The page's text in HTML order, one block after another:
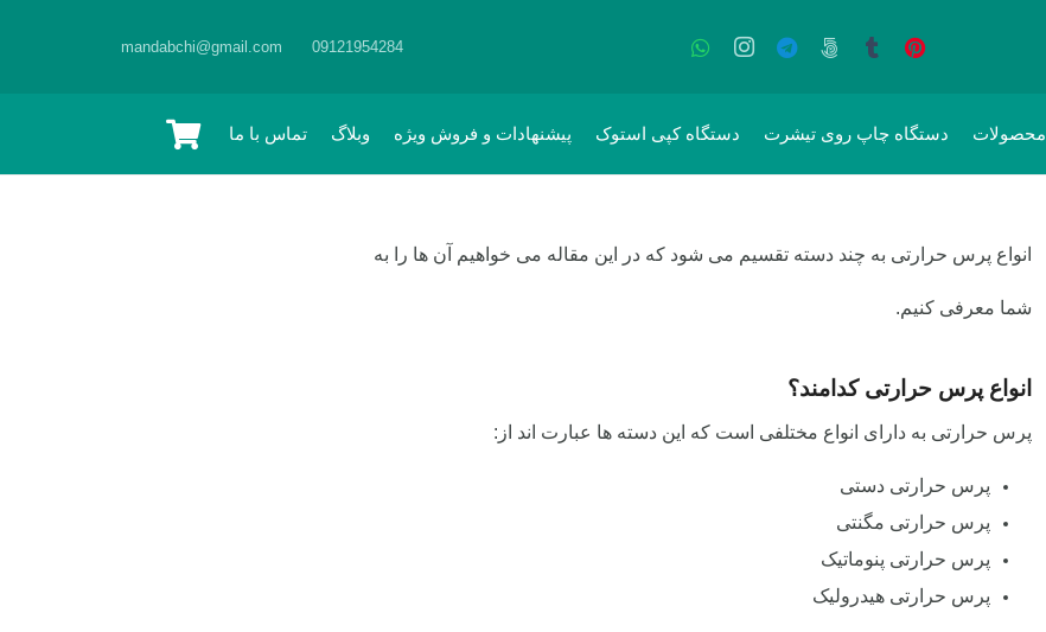
09121954284
mandabchi@gmail.com
محصولات دستگاه چاپ روی تیشرت دستگاه کپی استوک پیشنهادات و فروش ویژه وبلاگ تماس با ما
انواع پرس حرارتی به چند دسته تقسیم می شود که در این مقاله می خواهیم آن ها را به
شما معرفی کنیم.
انواع پرس حرارتی کدامند؟
پرس حرارتی به دارای انواع مختلفی است که این دسته ها عبارت اند از:
پرس حرارتی دستی
پرس حرارتی مگنتی
پرس حرارتی پنوماتیک
پرس حرارتی هیدرولیک